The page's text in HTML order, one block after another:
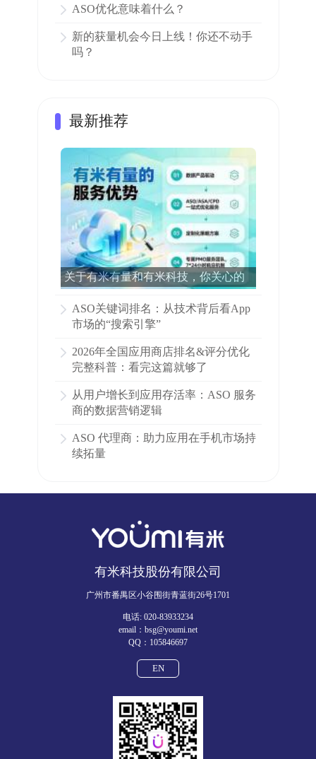
ASO优化意味着什么？
新的获量机会今日上线！你还不动手
吗？
最新推荐
关于有米有量和有米科技，你关心的
ASO关键词排名：从技术背后看App
市场的“搜索引擎”
2026年全国应用商店排名&评分优化
完整科普：看完这篇就够了
从用户增长到应用存活率：ASO 服务
商的数据营销逻辑
ASO 代理商：助力应用在手机市场持
续拓量
有米科技股份有限公司
广州市番禺区小谷围街青蓝街26号1701
电话: 020-83933234
email：bsg@youmi.net
QQ：105846697
EN